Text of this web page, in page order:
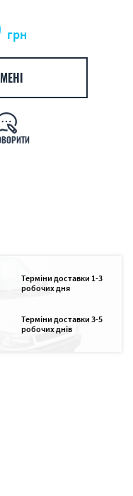
грн
Терміни доставки 1-3
робочих дня
Терміни доставки 3-5
робочих днів